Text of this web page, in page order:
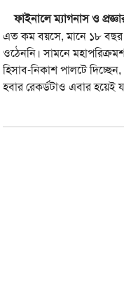
ফাইনালে ম্যাগনাস ও
এত কম বয়সে, মানে ১৮ বছর
ওঠেননি। সামনে
হিসাব-নিকাশ পালটে
হবার রেকর্ডটাও এবার হয়েই